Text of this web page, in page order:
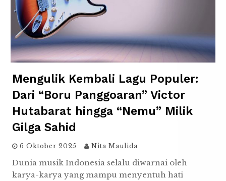
Mengulik Kembali Lagu Populer:
Dari “Boru Panggoaran” Victor
Hutabarat hingga “Nemu” Milik
Gilga Sahid
6 Oktober 2025 Nita Maulida
Dunia musik Indonesia selalu diwarnai oleh
karya-karya yang mampu menyentuh hati